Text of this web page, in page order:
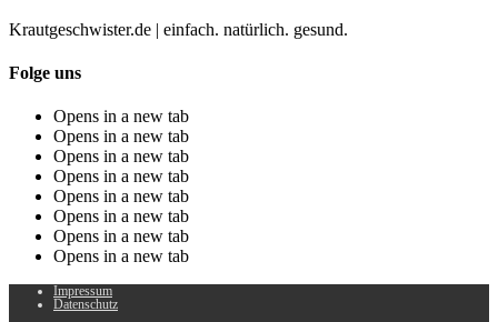
Krautgeschwister.de | einfach. natürlich. gesund.
Folge uns
Opens in a new tab
Opens in a new tab
Opens in a new tab
Opens in a new tab
Opens in a new tab
Opens in a new tab
Opens in a new tab
Opens in a new tab
Impressum
Datenschutz